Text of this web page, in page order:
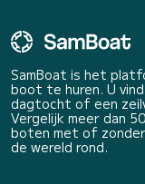
SamBoat is het
boot te huren. U
dagtocht of een
Vergelijk meer dan
boten met of
de wereld rond.